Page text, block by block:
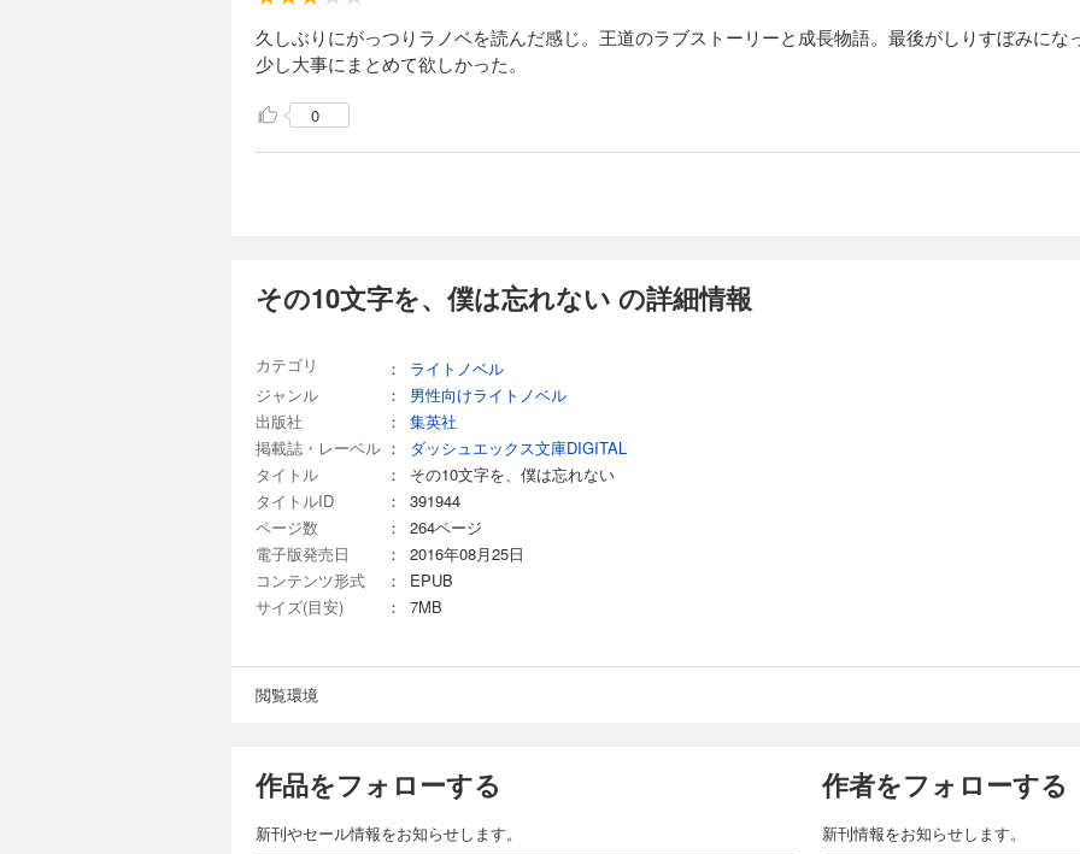
久しぶりにがっつりラノベを読んだ感じ。王道のラブストーリーと成長物語。最後がしりすぼみにな
少し大事にまとめて欲しかった。
0
その10文字を、僕は忘れない の詳細情報
カテゴリ ：
ライトノベル
ジャンル
：
男性向けライトノベル
出版社
：
集英社
掲載誌・レーベル ：
ダッシュエックス文庫DIGITAL
タイトル
：
その10文字を、僕は忘れない
タイトルID
：
391944
ページ数
：
264ページ
電子版発売日
：
2016年08月25日
コンテンツ形式
：
EPUB
サイズ(目安)
： 7MB
閲覧環境
作品をフォローする
新刊やセール情報をお知らせします。
作者をフォローする
新刊情報をお知らせします。